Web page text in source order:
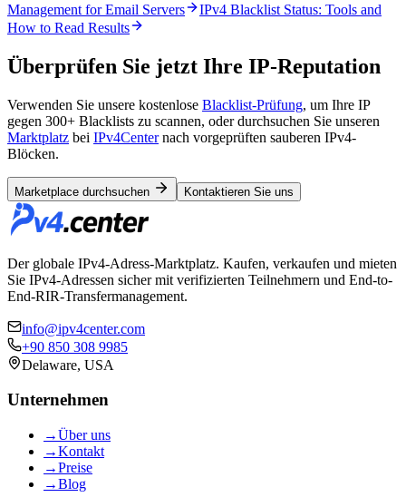
Management for Email Servers
IPv4 Blacklist Status: Tools and
How to Read Results
Überprüfen Sie jetzt Ihre IP-Reputation
Verwenden Sie unsere kostenlose Blacklist-Prüfung, um Ihre IP
gegen 300+ Blacklists zu scannen, oder durchsuchen Sie unseren
Marktplatz bei IPv4Centernach vorgeprüften sauberen IPv4-
Blöcken.
Marketplace durchsuchen Kontaktieren Sie uns
Der globale IPv4-Adress-Marktplatz. Kaufen, verkaufen und mieten
Sie IPv4-Adressen sicher mit verifizierten Teilnehmern und End-to-
End-RIR-Transfermanagement.
info@ipv4center.com
+90 850 308 9985
Delaware, USA
Unternehmen
→Über uns
→Kontakt
→Preise
→Blog